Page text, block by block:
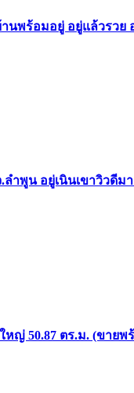
ร้อมอยู่ อยู่แล้วรวย อ
ำพูน อยู่เนินเขาวิวดี
50.87 ตร.ม. (ขายพร้